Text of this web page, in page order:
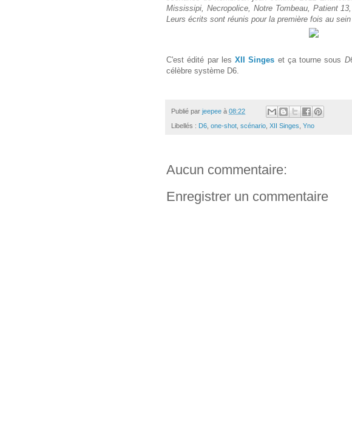
Mississipi, Necropolice, Notre Tombeau, Patient
Leurs écrits sont réunis pour la première fois au sein
C'est édité par lesXII Singes et ça tourne sous
célèbre système D6.
Publié par jeepee à 08:22
Libellés : D6 one-shot scénario XII Singes Yno
Aucun commentaire:
Enregistrer un commentaire